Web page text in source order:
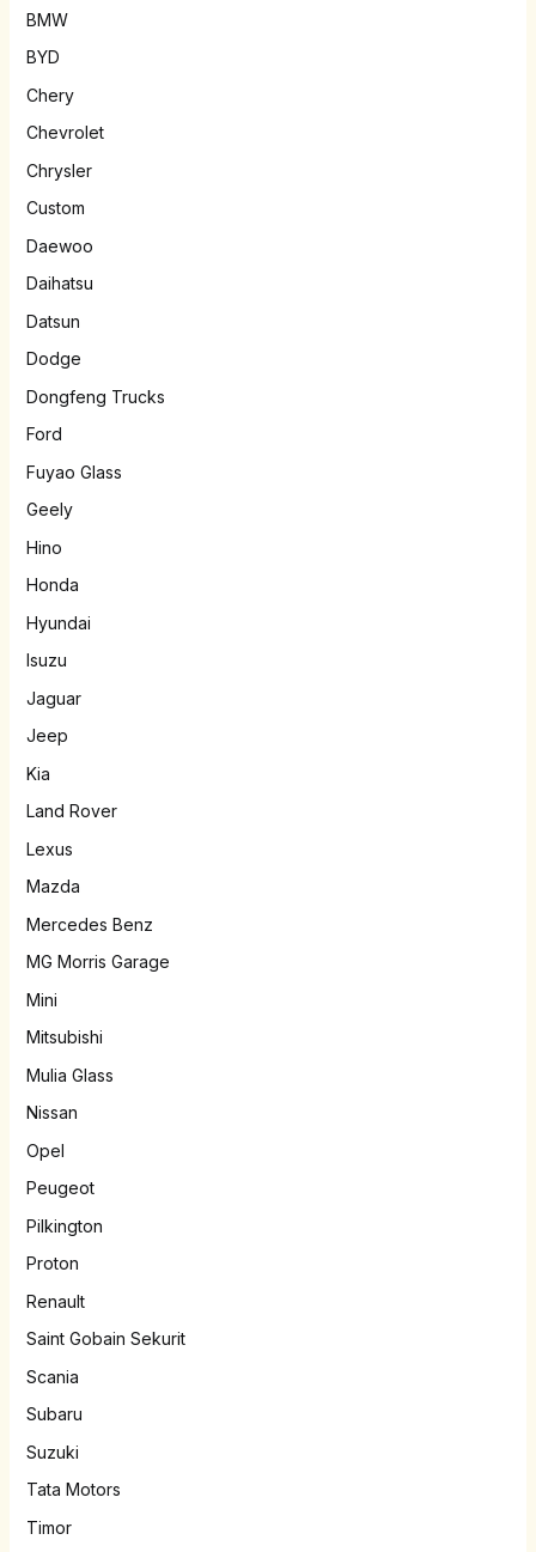
BMW
BYD
Chery
Chevrolet
Chrysler
Custom
Daewoo
Daihatsu
Datsun
Dodge
Dongfeng Trucks
Ford
Fuyao Glass
Geely
Hino
Honda
Hyundai
Isuzu
Jaguar
Jeep
Kia
Land Rover
Lexus
Mazda
Mercedes Benz
MG Morris Garage
Mini
Mitsubishi
Mulia Glass
Nissan
Opel
Peugeot
Pilkington
Proton
Renault
Saint Gobain Sekurit
Scania
Subaru
Suzuki
Tata Motors
Timor